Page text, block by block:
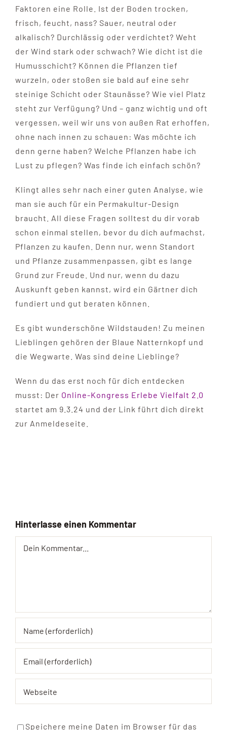
Faktoren eine Rolle. Ist der Boden trocken,
frisch, feucht, nass? Sauer, neutral oder
alkalisch? Durchlässig oder verdichtet? Weht
der Wind stark oder schwach? Wie dicht ist die
Humusschicht? Können die Pflanzen tief
wurzeln, oder stoßen sie bald auf eine sehr
steinige Schicht oder Staunässe? Wie viel Platz
steht zur Verfügung? Und – ganz wichtig und oft
vergessen, weil wir uns von außen Rat erhoffen,
ohne nach innen zu schauen: Was möchte ich
denn gerne haben? Welche Pflanzen habe ich
Lust zu pflegen? Was finde ich einfach schön?
Klingt alles sehr nach einer guten Analyse, wie
man sie auch für ein Permakultur-Design
braucht. All diese Fragen solltest du dir vorab
schon einmal stellen, bevor du dich aufmachst,
Pflanzen zu kaufen. Denn nur, wenn Standort
und Pflanze zusammenpassen, gibt es lange
Grund zur Freude. Und nur, wenn du dazu
Auskunft geben kannst, wird ein Gärtner dich
fundiert und gut beraten können.
Es gibt wunderschöne Wildstauden! Zu meinen
Lieblingen gehören der Blaue Natternkopf und
die Wegwarte. Was sind deine Lieblinge?
Wenn du das erst noch für dich entdecken
musst: Der Online-Kongress Erlebe Vielfalt 2.0
startet am 9.3.24 und der Link führt dich direkt
zur Anmeldeseite.
Hinterlasse einen Kommentar
Speichere meine Daten im Browser für das